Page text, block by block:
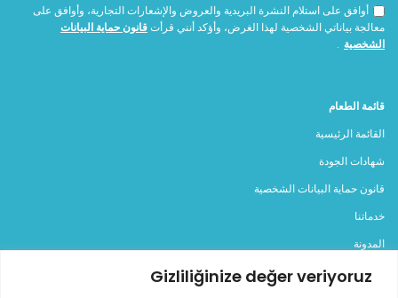
Gizliliğinize değer veriyoruz
أوافق على استلام النشرة البريدية والعروض والإشعارات التجارية، وأوافق على
معالجة بياناتي الشخصية لهذا الغرض، وأؤكد أنني قرأتقانون حماية البيانات
الشخصية .
قائمة الطعام
القائمة الرئيسية
شهادات الجودة
قانون حماية البيانات الشخصية
خدماتنا
المدونة
اتصل بنا